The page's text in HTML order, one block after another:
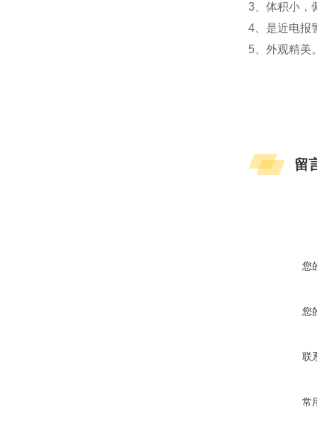
3、体积小，
4、是近电报
5、外观精美
留
您
您
联
常